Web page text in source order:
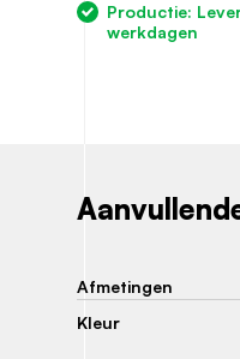
Productie:
werkdagen
Afmetingen
Kleur